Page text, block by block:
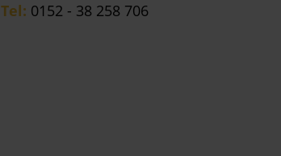
Tel: 0152 - 38 258 706